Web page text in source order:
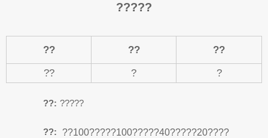
?????
?? ?? ??
?? ? ?
??: ?????
??:
??100?????100?????40?????20????